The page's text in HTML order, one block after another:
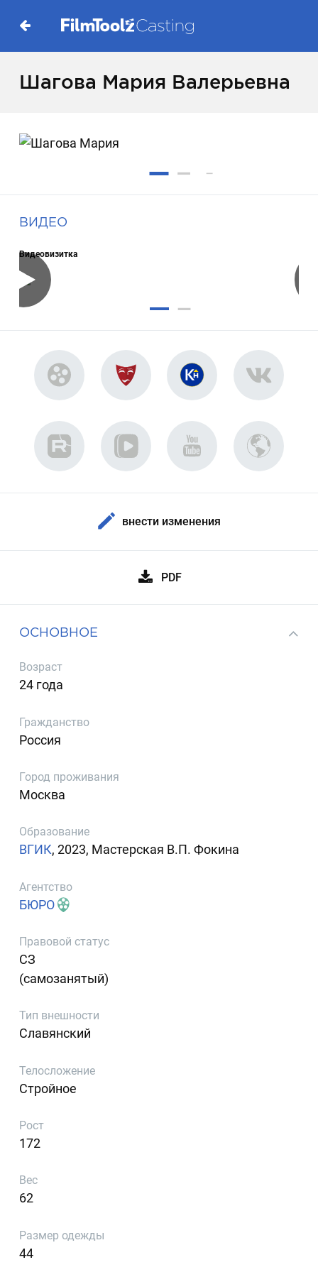
Шагова Мария Валерьевна
ВИДЕО
Видеовизитка
внести изменения
PDF
ОСНОВНОЕ
Возраст
24 года
Гражданство
Россия
Город проживания
Москва
Образование
ВГИК, 2023, Мастерская В.П. Фокина
Агентство
БЮРО
Правовой статус
СЗ
(самозанятый)
Тип внешности
Славянский
Телосложение
Стройное
Рост
172
Вес
62
Размер одежды
44